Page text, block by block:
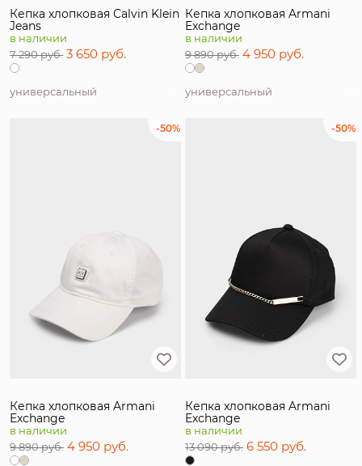
Кепка хлопковая Calvin Klein
Jeans
в наличии
7 290 руб. 3 650 руб.
универсальный
Кепка хлопковая Armani
Exchange
в наличии
9 890 руб. 4 950 руб.
универсальный
-50%
Кепка хлопковая Armani
Exchange
в наличии
9 890 руб. 4 950 руб.
-50%
Кепка хлопковая Armani
Exchange
в наличии
13 090 руб. 6 550 руб.